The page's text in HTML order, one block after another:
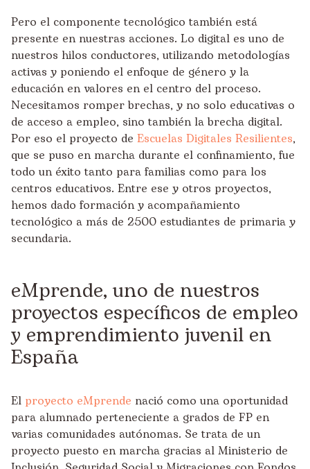
Pero el componente tecnológico también está
presente en nuestras acciones. Lo digital es uno de
nuestros hilos conductores, utilizando metodologías
activas y poniendo el enfoque de género y la
educación en valores en el centro del proceso.
Necesitamos romper brechas, y no solo educativas o
de acceso a empleo, sino también la brecha digital.
Por eso el proyecto de Escuelas Digitales Resilientes,
que se puso en marcha durante el confinamiento, fue
todo un éxito tanto para familias como para los
centros educativos. Entre ese y otros proyectos,
hemos dado formación y acompañamiento
tecnológico a más de 2500 estudiantes de primaria y
secundaria.
eMprende, uno de nuestros
proyectos específicos de empleo
y emprendimiento juvenil en
España
El proyecto eMprende nació como una oportunidad
para alumnado perteneciente a grados de FP en
varias comunidades autónomas. Se trata de un
proyecto puesto en marcha gracias al Ministerio de